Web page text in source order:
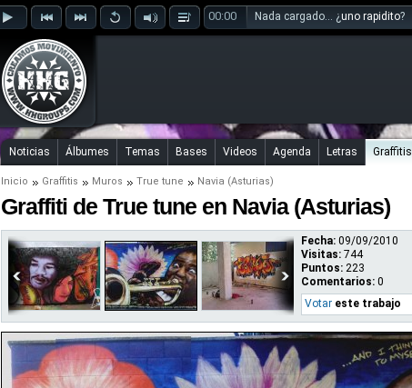
00:00 Nada cargado... ¿uno rapidito?
Noticias Álbumes Temas Bases Videos Agenda Letras Graffitis
Inicio Graffitis Muros True tune Navia (Asturias)
Graffiti de True tune en Navia (Asturias)
Fecha: 09/09/2010
Visitas: 744
Puntos: 223
Comentarios: 0
Votar este trabajo